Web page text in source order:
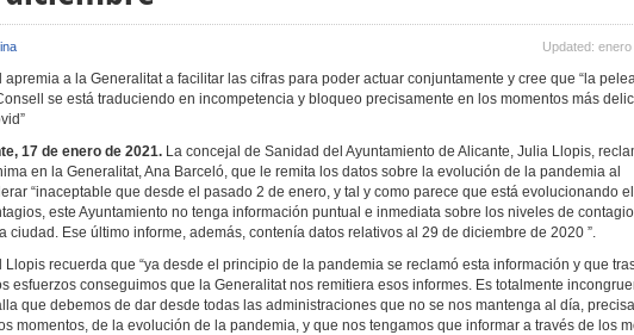
Updated: enero
apremia a la Generalitat a facilitar las cifras para poder actuar conjuntamente y cree que “la
se está traduciendo en incompetencia y bloqueo precisamente en los momentos más
17 de enero de 2021. La concejal de Sanidad del Ayuntamiento de Alicante, Julia Llopis,
en la Generalitat, Ana Barceló, que le remita los datos sobre la evolución de la pandemia al
“inaceptable que desde el pasado 2 de enero, y tal y como parece que está evolucionando el
este Ayuntamiento no tenga información puntual e inmediata sobre los niveles de
ciudad. Ese último informe, además, contenía datos relativos al 29 de diciembre de 2020 ”.
Llopis recuerda que “ya desde el principio de la pandemia se reclamó esta información y que
esfuerzos conseguimos que la Generalitat nos remitiera esos informes. Es totalmente
que debemos de dar desde todas las administraciones que no se nos mantenga al día,
momentos, de la evolución de la pandemia, y que nos tengamos que informar a través de los